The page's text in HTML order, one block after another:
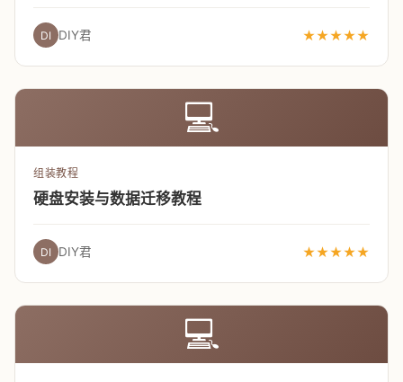
DI DIY君 ★★★★★
💻
组装教程
硬盘安装与数据迁移教程
DI DIY君 ★★★★★
💻